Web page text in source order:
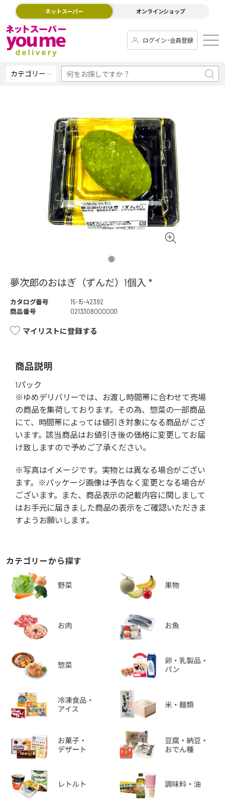
ネットスーパー オンラインショップ
ログイン･会員登録
カテゴリー
夢次郎のおはぎ（ずんだ）1個入 *
カタログ番号
15-15-42392
商品番号
0213308000000
マイリストに登録する
商品説明
1パック
※ゆめデリバリーでは、お渡し時間帯に合わせて売場
の商品を集荷しております。その為、惣菜の一部商品
にて、時間帯によっては値引き対象になる商品がござ
います。該当商品はお値引き後の価格に変更してお届
け致しますので予めご了承ください。
※写真はイメージです。実物とは異なる場合がござい
ます。※パッケージ画像は予告なく変更となる場合が
ございます。また、商品表示の記載内容に関しまして
はお手元に届きました商品の表示をご確認いただきま
すようお願いします。
カテゴリーから探す